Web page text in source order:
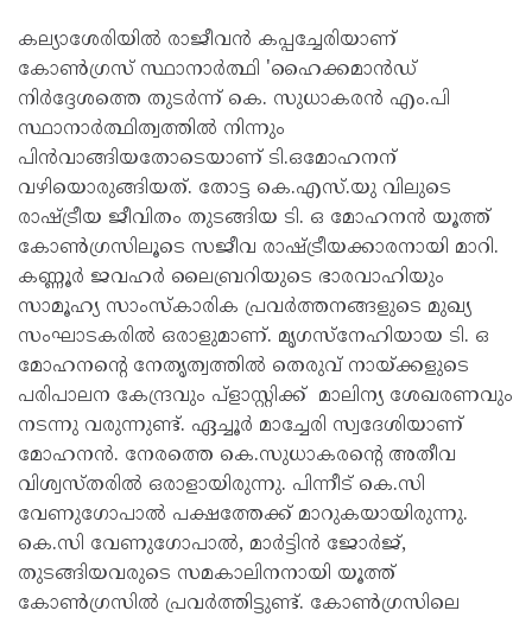
കല്യാശേരിയിൽ രാജീവൻ കപ്പച്ചേരിയാണ്
കോൺഗ്രസ് സ്ഥാനാർത്ഥി 'ഹൈക്കമാൻഡ്
നിർദ്ദേശത്തെ തുടർന്ന് കെ. സുധാകരൻ എം.പി
സ്ഥാനാർത്ഥിത്വത്തിൽ നിന്നും
പിൻവാങ്ങിയതോടെയാണ് ടി.ഒമോഹനന്
വഴിയൊരുങ്ങിയത്. തോട്ട കെ.എസ്.യു വിലുടെ
രാഷ്ട്രീയ ജീവിതം തുടങ്ങിയ ടി. ഒ മോഹനൻ യൂത്ത്
കോൺഗ്രസിലൂടെ സജീവ രാഷ്ട്രീയക്കാരനായി മാറി.
കണ്ണൂർ ജവഹർ ലൈബ്രറിയുടെ ഭാരവാഹിയും
സാമൂഹ്യ സാംസ്കാരിക പ്രവർത്തനങ്ങളുടെ മുഖ്യ
സംഘാടകരിൽ ഒരാളുമാണ്. മൃഗസ്നേഹിയായ ടി. ഒ
മോഹനൻ്റെ നേതൃത്വത്തിൽ തെരുവ് നായ്ക്കളുടെ
പരിപാലന കേന്ദ്രവും പ്ളാസ്റ്റിക്ക് മാലിന്യ ശേഖരണവും
നടന്നു വരുന്നുണ്ട്. ഏച്ചൂർ മാച്ചേരി സ്വദേശിയാണ്
മോഹനൻ. നേരത്തെ കെ.സുധാകരൻ്റെ അതീവ
വിശ്വസ്തരിൽ ഒരാളായിരുന്നു. പിന്നീട് കെ.സി
വേണുഗോപാൽ പക്ഷത്തേക്ക് മാറുകയായിരുന്നു.
കെ.സി വേണുഗോപാൽ, മാർട്ടിൻ ജോർജ്,
തുടങ്ങിയവരുടെ സമകാലിനനായി യൂത്ത്
കോൺഗ്രസിൽ പ്രവർത്തിട്ടുണ്ട്. കോൺഗ്രസിലെ